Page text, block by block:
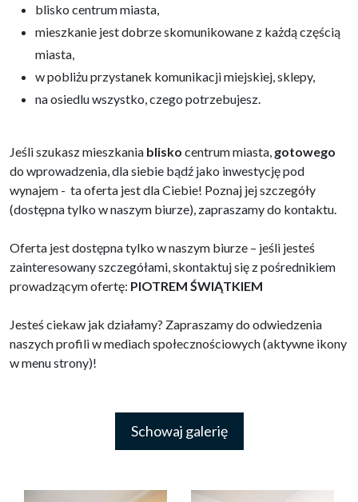
blisko centrum miasta,
mieszkanie jest dobrze skomunikowane z każdą częścią
miasta,
w pobliżu przystanek komunikacji miejskiej, sklepy,
na osiedlu wszystko, czego potrzebujesz.
Jeśli szukasz mieszkania blisko centrum miasta, gotowego
do wprowadzenia, dla siebie bądź jako inwestycję pod
wynajem - ta oferta jest dla Ciebie! Poznaj jej szczegóły
(dostępna tylko w naszym biurze), zapraszamy do kontaktu.
Oferta jest dostępna tylko w naszym biurze – jeśli jesteś
zainteresowany szczegółami, skontaktuj się z pośrednikiem
prowadzącym ofertę: PIOTREM ŚWIĄTKIEM
Jesteś ciekaw jak działamy? Zapraszamy do odwiedzenia
naszych profili w mediach społecznościowych (aktywne ikony
w menu strony)!
Schowaj galerię